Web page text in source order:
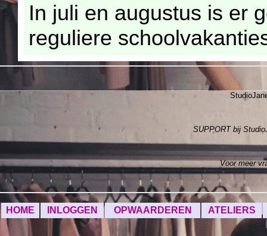
In juli en augustus is er
reguliere
SUPPORT bij
Voor meer
HOME INLOGGEN OPWAARDEREN ATELIERS